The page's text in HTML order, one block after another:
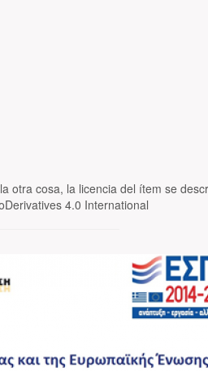
otra cosa, la licencia del ítem se
4.0 International